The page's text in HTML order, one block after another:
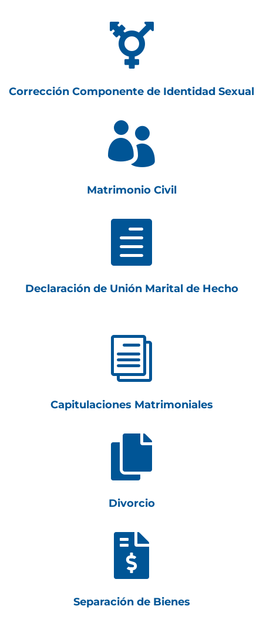

Corrección Componente de Identidad Sexual

Matrimonio Civil

Declaración de Unión Marital de Hecho
i
Capitulaciones Matrimoniales

Divorcio

Separación de Bienes